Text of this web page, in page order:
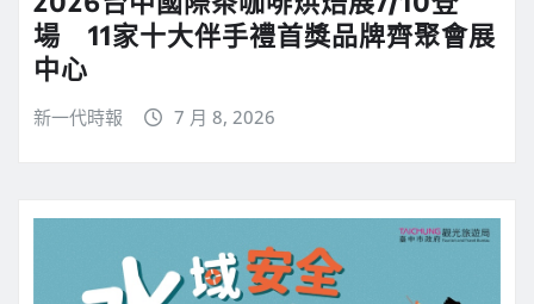
場 11家十大伴手禮首獎品牌齊聚會展
中心
新一代時報 7 月 8, 2026